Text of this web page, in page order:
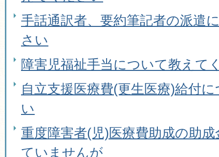
手話通訳者、要約筆記者の派遣
さい
障害児福祉手当について教えて
自立支援医療費(更生医療)給付
い
重度障害者(児)医療費助成の助
ていませんが